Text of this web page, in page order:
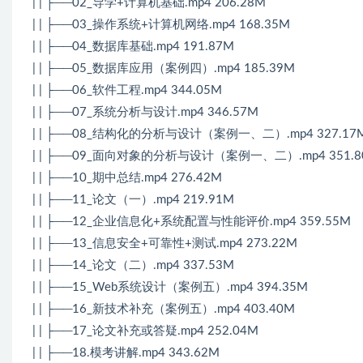
| | ├──02_导学+计算机基础.mp4 206.28M
| | ├──03_操作系统+计算机网络.mp4 168.35M
| | ├──04_数据库基础.mp4 191.87M
| | ├──05_数据库应用（案例四）.mp4 185.39M
| | ├──06_软件工程.mp4 344.05M
| | ├──07_系统分析与设计.mp4 346.57M
| | ├──08_结构化的分析与设计（案例一、二）.mp4
| | ├──09_面向对象的分析与设计（案例一、二）.mp4
| | ├──10_期中总结.mp4 276.42M
| | ├──11_论文（一）.mp4 219.91M
| | ├──12_企业信息化+系统配置与性能评价.mp4 359.55M
| | ├──13_信息安全+可靠性+测试.mp4 273.22M
| | ├──14_论文（二）.mp4 337.53M
| | ├──15_Web系统设计（案例五）.mp4 394.35M
| | ├──16_新技术补充（案例五）.mp4 403.40M
| | ├──17_论文补充或答疑.mp4 252.04M
| | ├──18.模考讲解.mp4 343.62M